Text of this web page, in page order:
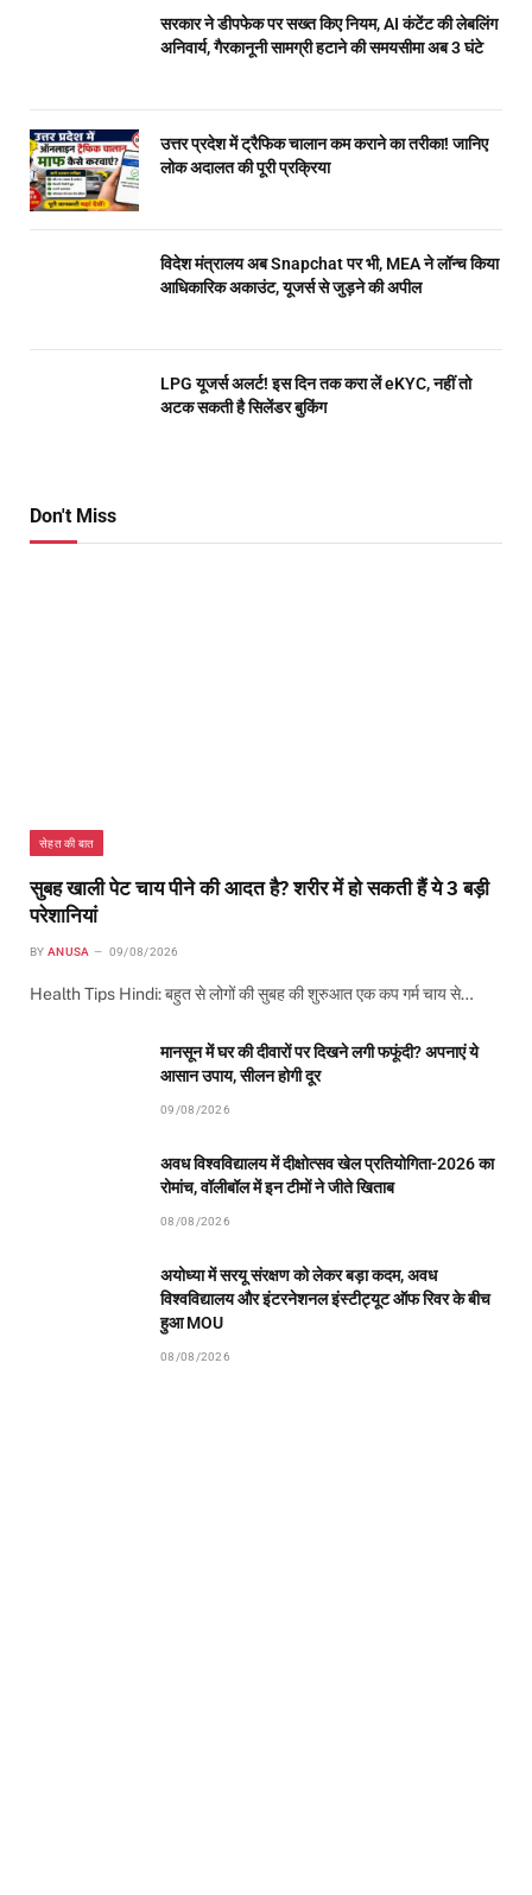
सरकार ने डीपफेक पर सख्त किए नियम, AI कंटेंट की लेबलिंग
अनिवार्य, गैरकानूनी सामग्री हटाने की समयसीमा अब 3 घंटे
उत्तर प्रदेश में ट्रैफिक चालान कम कराने का तरीका! जानिए
लोक अदालत की पूरी प्रक्रिया
विदेश मंत्रालय अब Snapchat पर भी, MEA ने लॉन्च किया
आधिकारिक अकाउंट, यूजर्स से जुड़ने की अपील
LPG यूजर्स अलर्ट! इस दिन तक करा लें eKYC, नहीं तो
अटक सकती है सिलेंडर बुकिंग
Don't Miss
सेहत की बात
सुबह खाली पेट चाय पीने की आदत है? शरीर में हो सकती हैं ये 3 बड़ी
परेशानियां
BY ANUSA 09/08/2026
Health Tips Hindi: बहुत से लोगों की सुबह की शुरुआत एक कप गर्म चाय से…
मानसून में घर की दीवारों पर दिखने लगी फफूंदी? अपनाएं ये
आसान उपाय, सीलन होगी दूर
09/08/2026
अवध विश्वविद्यालय में दीक्षोत्सव खेल प्रतियोगिता-2026 का
रोमांच, वॉलीबॉल में इन टीमों ने जीते खिताब
08/08/2026
अयोध्या में सरयू संरक्षण को लेकर बड़ा कदम, अवध
विश्वविद्यालय और इंटरनेशनल इंस्टीट्यूट ऑफ रिवर के बीच
हुआ MOU
08/08/2026